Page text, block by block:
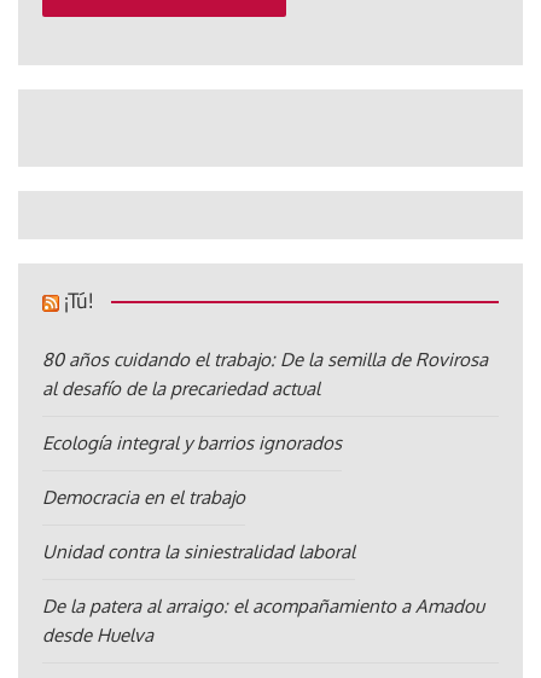
¡Tú!
80 años cuidando el trabajo: De la semilla de Rovirosa
al desafío de la precariedad actual
Ecología integral y barrios ignorados
Democracia en el trabajo
Unidad contra la siniestralidad laboral
De la patera al arraigo: el acompañamiento a Amadou
desde Huelva